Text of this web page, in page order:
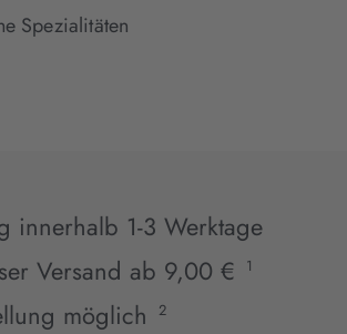
Spezialitäten
innerhalb 1-3 Werktage
Versand ab 9,00 €
1
möglich 2